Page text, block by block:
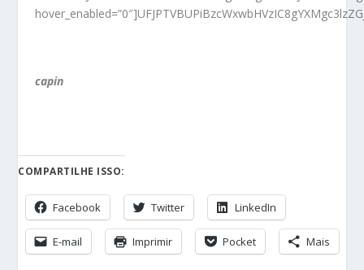
capin
COMPARTILHE ISSO:
Facebook Twitter LinkedIn
E-mail Imprimir Pocket Mais